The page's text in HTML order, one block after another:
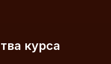
курса